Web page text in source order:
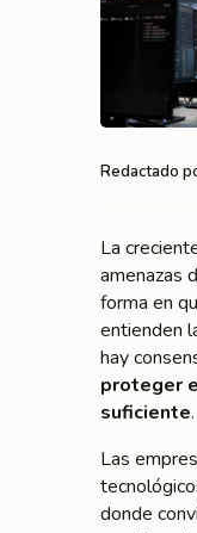
Redactado
La
amenazas
forma en
entienden
hay
proteger
suficiente.
Las
donde